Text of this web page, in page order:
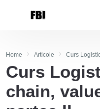
Home Articole Curs
Curs
chain,